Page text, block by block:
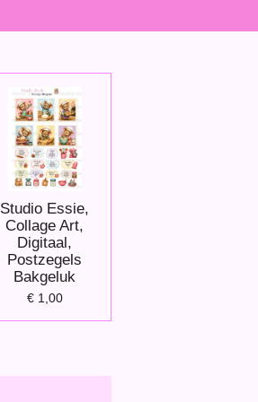
Studio Essie,
Collage Art,
Digitaal,
Postzegels
Bakgeluk
€ 1,00